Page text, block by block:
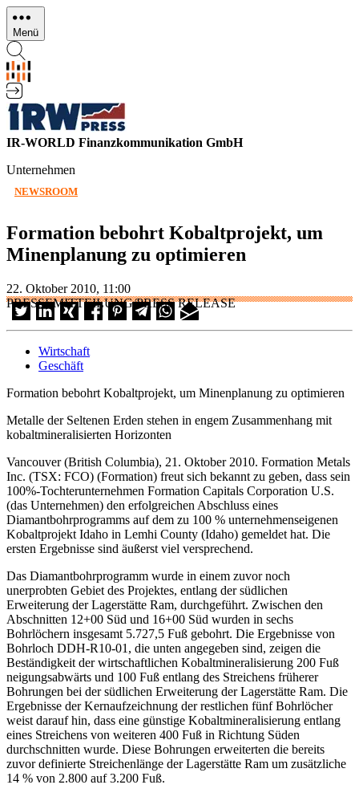
Direkt
zum
Inhalt
Menü
IR-WORLD Finanzkommunikation GmbH
Unternehmen
NEWSROOM
Formation bebohrt Kobaltprojekt, um
Minenplanung zu optimieren
22. Oktober 2010, 11:00
PRESSEMITTEILUNG/PRESS RELEASE
Wirtschaft
Geschäft
Formation bebohrt Kobaltprojekt, um Minenplanung zu optimieren
Metalle der Seltenen Erden stehen in engem Zusammenhang mit
kobaltmineralisierten Horizonten
Vancouver (British Columbia), 21. Oktober 2010. Formation Metals
Inc. (TSX: FCO) (Formation) freut sich bekannt zu geben, dass sein
100%-Tochterunternehmen Formation Capitals Corporation U.S.
(das Unternehmen) den erfolgreichen Abschluss eines
Diamantbohrprogramms auf dem zu 100 % unternehmenseigenen
Kobaltprojekt Idaho in Lemhi County (Idaho) gemeldet hat. Die
ersten Ergebnisse sind äußerst viel versprechend.
Das Diamantbohrprogramm wurde in einem zuvor noch
unerprobten Gebiet des Projektes, entlang der südlichen
Erweiterung der Lagerstätte Ram, durchgeführt. Zwischen den
Abschnitten 12+00 Süd und 16+00 Süd wurden in sechs
Bohrlöchern insgesamt 5.727,5 Fuß gebohrt. Die Ergebnisse von
Bohrloch DDH-R10-01, die unten angegeben sind, zeigen die
Beständigkeit der wirtschaftlichen Kobaltmineralisierung 200 Fuß
neigungsabwärts und 100 Fuß entlang des Streichens früherer
Bohrungen bei der südlichen Erweiterung der Lagerstätte Ram. Die
Ergebnisse der Kernaufzeichnung der restlichen fünf Bohrlöcher
weist darauf hin, dass eine günstige Kobaltmineralisierung entlang
eines Streichens von weiteren 400 Fuß in Richtung Süden
durchschnitten wurde. Diese Bohrungen erweiterten die bereits
zuvor definierte Streichenlänge der Lagerstätte Ram um zusätzliche
14 % von 2.800 auf 3.200 Fuß.